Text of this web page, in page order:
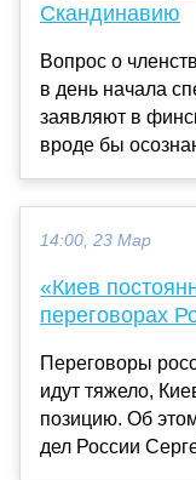
Скандинавию
Вопрос о
в день начала
заявляют в
вроде бы
14:00, 23 Мар
«Киев
переговорах
Переговоры
идут тяжело,
позицию. Об
дел России